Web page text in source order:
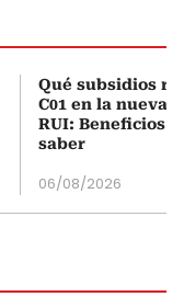
Qué subsidios
C01 en la nueva
RUI: Beneficios
saber
06/08/2026